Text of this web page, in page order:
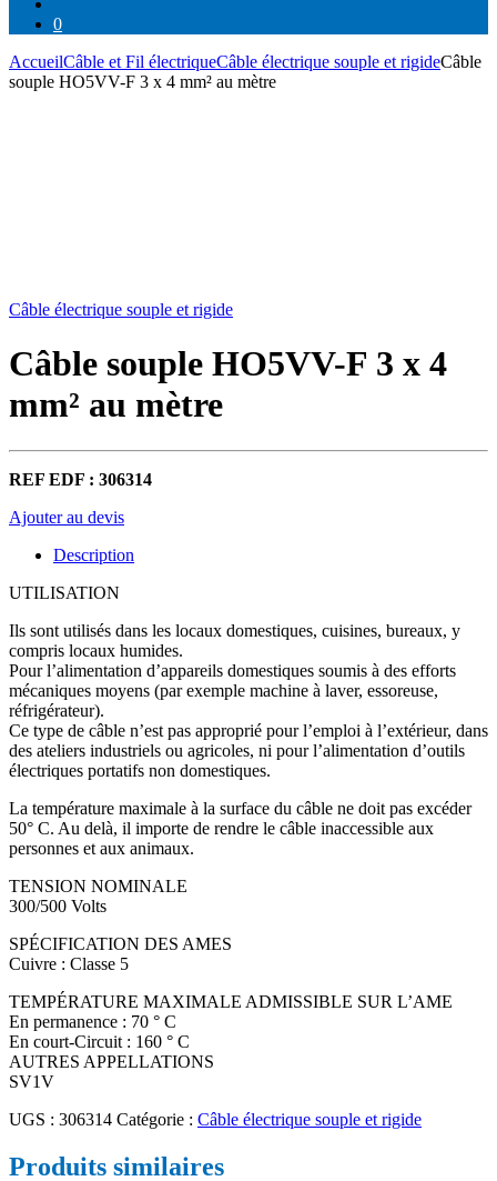
0
AccueilCâble et Fil électriqueCâble électrique souple et rigideCâble
souple HO5VV-F 3 x 4 mm² au mètre
Câble électrique souple et rigide
Câble souple HO5VV-F 3 x 4
mm² au mètre
REF EDF : 306314
Ajouter au devis
Description
UTILISATION
Ils sont utilisés dans les locaux domestiques, cuisines, bureaux, y
compris locaux humides.
Pour l’alimentation d’appareils domestiques soumis à des efforts
mécaniques moyens (par exemple machine à laver, essoreuse,
réfrigérateur).
Ce type de câble n’est pas approprié pour l’emploi à l’extérieur, dans
des ateliers industriels ou agricoles, ni pour l’alimentation d’outils
électriques portatifs non domestiques.
La température maximale à la surface du câble ne doit pas excéder
50° C. Au delà, il importe de rendre le câble inaccessible aux
personnes et aux animaux.
TENSION NOMINALE
300/500 Volts
SPÉCIFICATION DES AMES
Cuivre : Classe 5
TEMPÉRATURE MAXIMALE ADMISSIBLE SUR L’AME
En permanence : 70 ° C
En court-Circuit : 160 ° C
AUTRES APPELLATIONS
SV1V
UGS : 306314 Catégorie : Câble électrique souple et rigide
Produits similaires